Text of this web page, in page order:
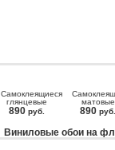
Самоклеящиеся
глянцевые
890 руб.
матовые
890 руб.
Виниловые обои на